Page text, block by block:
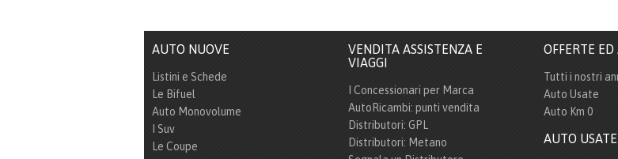
AUTO NUOVE
Listini e Schede
Le Bifuel
Auto Monovolume
I Suv
Le Coupe
VENDITA ASSISTENZA E
VIAGGI
I Concessionari per Marca
AutoRicambi: punti vendita
Distributori: GPL
Distributori: Metano
OFFERTE
Tutti i nostri
Auto Usate
Auto Km 0
AUTO